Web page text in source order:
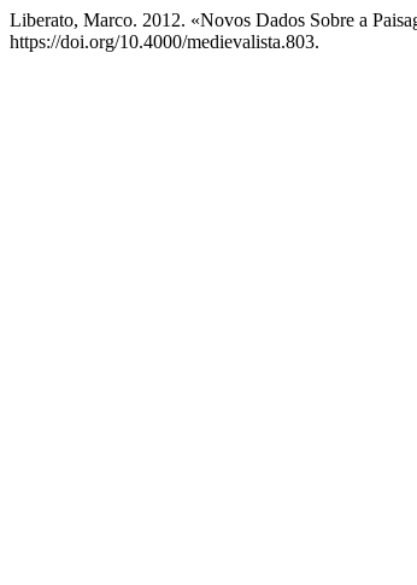
Liberato, Marco. 2012. «Novos Dados Sobre a
https://doi.org/10.4000/medievalista.803.